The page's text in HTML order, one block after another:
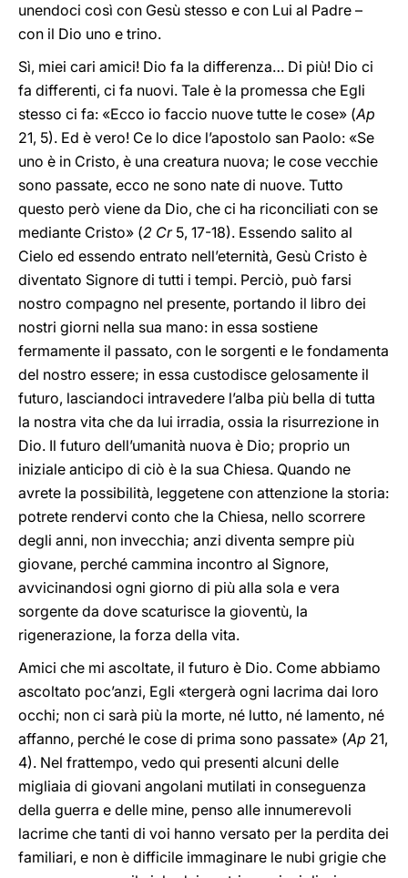
unendoci così con Gesù stesso e con Lui al Padre –
con il Dio uno e trino.
Sì, miei cari amici! Dio fa la differenza… Di più! Dio ci
fa differenti, ci fa nuovi. Tale è la promessa che Egli
stesso ci fa: «Ecco io faccio nuove tutte le cose» (Ap
21, 5). Ed è vero! Ce lo dice l’apostolo san Paolo: «Se
uno è in Cristo, è una creatura nuova; le cose vecchie
sono passate, ecco ne sono nate di nuove. Tutto
questo però viene da Dio, che ci ha riconciliati con se
mediante Cristo» (2 Cr5, 17-18). Essendo salito al
Cielo ed essendo entrato nell’eternità, Gesù Cristo è
diventato Signore di tutti i tempi. Perciò, può farsi
nostro compagno nel presente, portando il libro dei
nostri giorni nella sua mano: in essa sostiene
fermamente il passato, con le sorgenti e le fondamenta
del nostro essere; in essa custodisce gelosamente il
futuro, lasciandoci intravedere l’alba più bella di tutta
la nostra vita che da lui irradia, ossia la risurrezione in
Dio. Il futuro dell’umanità nuova è Dio; proprio un
iniziale anticipo di ciò è la sua Chiesa. Quando ne
avrete la possibilità, leggetene con attenzione la storia:
potrete rendervi conto che la Chiesa, nello scorrere
degli anni, non invecchia; anzi diventa sempre più
giovane, perché cammina incontro al Signore,
avvicinandosi ogni giorno di più alla sola e vera
sorgente da dove scaturisce la gioventù, la
rigenerazione, la forza della vita.
Amici che mi ascoltate, il futuro è Dio. Come abbiamo
ascoltato poc’anzi, Egli «tergerà ogni lacrima dai loro
occhi; non ci sarà più la morte, né lutto, né lamento, né
affanno, perché le cose di prima sono passate» (Ap 21,
4). Nel frattempo, vedo qui presenti alcuni delle
migliaia di giovani angolani mutilati in conseguenza
della guerra e delle mine, penso alle innumerevoli
lacrime che tanti di voi hanno versato per la perdita dei
familiari, e non è difficile immaginare le nubi grigie che